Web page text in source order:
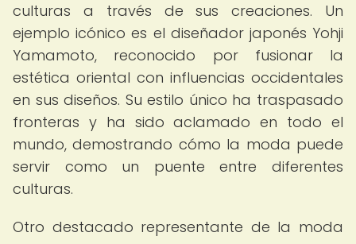
culturas a través de sus creaciones. Un
ejemplo icónico es el diseñador japonés Yohji
Yamamoto, reconocido por fusionar la
estética oriental con influencias occidentales
en sus diseños. Su estilo único ha traspasado
fronteras y ha sido aclamado en todo el
mundo, demostrando cómo la moda puede
servir como un puente entre diferentes
culturas.
Otro destacado representante de la moda